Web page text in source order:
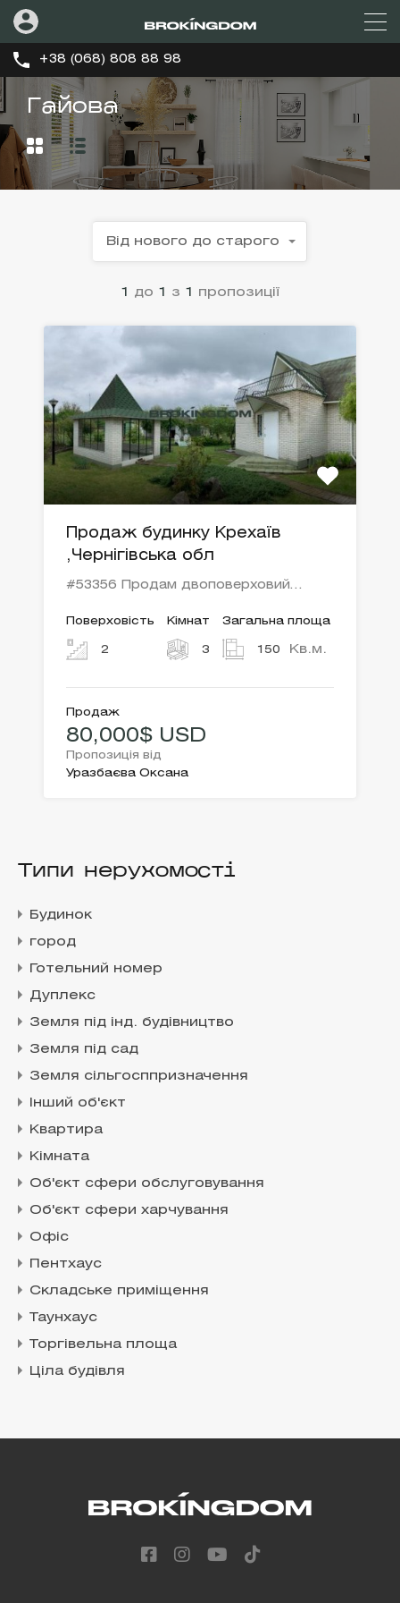
+38 (068) 808 88 98
Гайова
1 до 1 з 1 пропозиції
Від нового до старого
Продаж будинку Крехаїв
,Чернігівська обл
#53356 Продам двоповерховий…
Поверховість
2
Кімнат
3
Загальна площа
150 Кв.м.
Продаж
80,000$ USD
Пропозиція від
Уразбаєва Оксана
Типи нерухомості
Будинок
город
Готельний номер
Дуплекс
Земля під інд. будівництво
Земля під сад
Земля сільгосппризначення
Інший об'єкт
Квартира
Кімната
Об'єкт сфери обслуговування
Об'єкт сфери харчування
Офіс
Пентхаус
Складське приміщення
Таунхаус
Торгівельна площа
Ціла будівля